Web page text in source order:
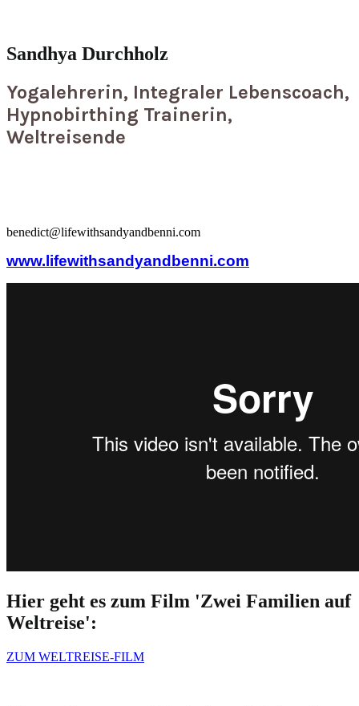
Sandhya Durchholz
Yogalehrerin, Integraler Lebenscoach,
Hypnobirthing Trainerin,
Weltreisende
benedict@lifewithsandyandbenni.com
www.lifewithsandyandbenni.com
Hier geht es zum Film 'Zwei Familien auf
Weltreise':
ZUM WELTREISE-FILM